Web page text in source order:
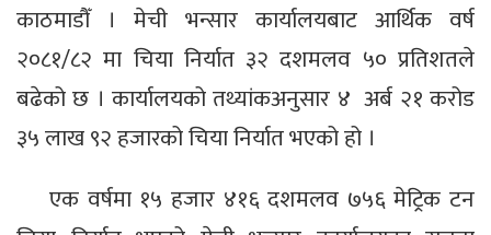
काठमाडौँ । मेची भन्सार कार्यालयबाट आर्थिक वर्ष
२०८१/८२ मा चिया निर्यात ३२ दशमलव ५० प्रतिशतले
बढेको छ । कार्यालयको तथ्यांकअनुसार ४ अर्ब २१ करोड
३५ लाख ९२ हजारको चिया निर्यात भएको हो ।
एक वर्षमा १५ हजार ४१६ दशमलव ७५६ मेट्रिक टन